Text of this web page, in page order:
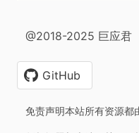
@2018-2025 巨应君
GitHub
免责声明本站所有资源都